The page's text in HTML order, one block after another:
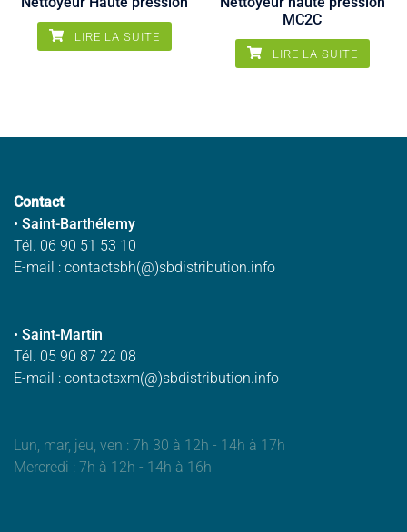
LIRE LA SUITE
MC2C
LIRE LA SUITE
Contact
• Saint-Barthélemy
Tél. 06 90 51 53 10
E-mail : contactsbh(@)sbdistribution.info
• Saint-Martin
Tél. 05 90 87 22 08
E-mail : contactsxm(@)sbdistribution.info
Lun, mar, jeu, ven : 7h 30 à 12h - 14h à 17h
Mercredi : 7h à 12h - 14h à 16h